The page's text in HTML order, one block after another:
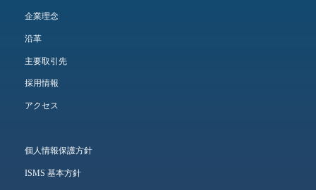
企業理念
沿革
主要取引先
採用情報
アクセス
個人情報保護方針
ISMS 基本方針